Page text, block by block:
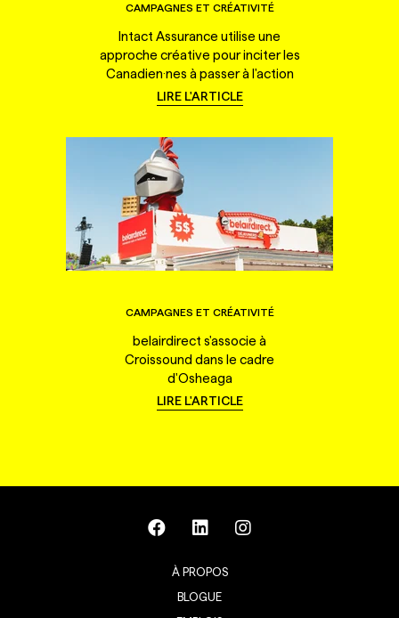
CAMPAGNES ET CRÉATIVITÉ
Intact Assurance utilise une
approche créative pour inciter les
Canadien·nes à passer à l'action
LIRE L'ARTICLE
CAMPAGNES ET CRÉATIVITÉ
belairdirect s'associe à
Croissound dans le cadre
d'Osheaga
LIRE L'ARTICLE
À PROPOS
BLOGUE